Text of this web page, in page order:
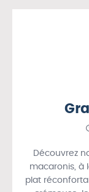
Découvrez
macaronis, à
plat